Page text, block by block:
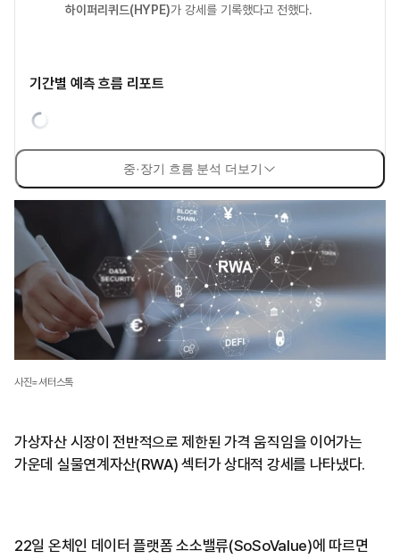
하이퍼리퀴드(HYPE)가 강세를 기록했다고 전했다.
기간별 예측 흐름 리포트
중·장기 흐름 분석 더보기
사진=셔터스톡
가상자산 시장이 전반적으로 제한된 가격 움직임을 이어가는
가운데 실물연계자산(RWA) 섹터가 상대적 강세를 나타냈다.
22일 온체인 데이터 플랫폼 소소밸류(SoSoValue)에 따르면